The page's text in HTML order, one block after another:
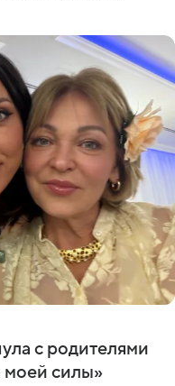
с родителями
моей силы»